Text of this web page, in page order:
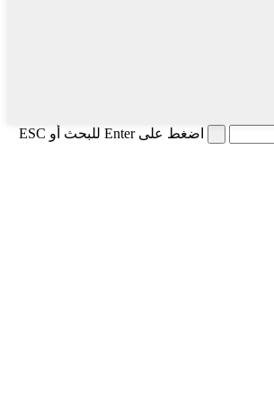
اضغط على Enter للبحث أو ESC